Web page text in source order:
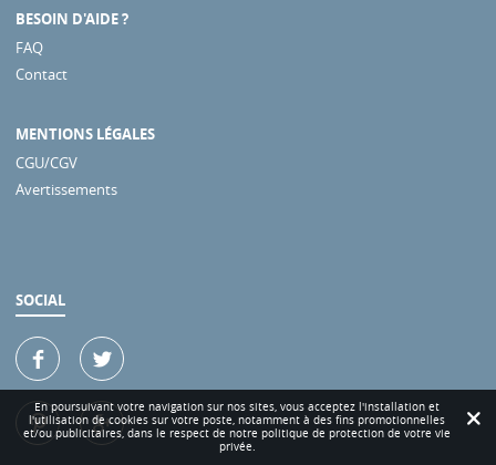
En poursuivant votre navigation sur nos sites, vous acceptez l'installation et
l'utilisation de cookies sur votre poste, notamment à des fins promotionnelles
et/ou publicitaires, dans le respect de notre politique de protection de votre vie
privée.
BESOIN D'AIDE ?
FAQ
Contact
MENTIONS LÉGALES
CGU/CGV
Avertissements
SOCIAL